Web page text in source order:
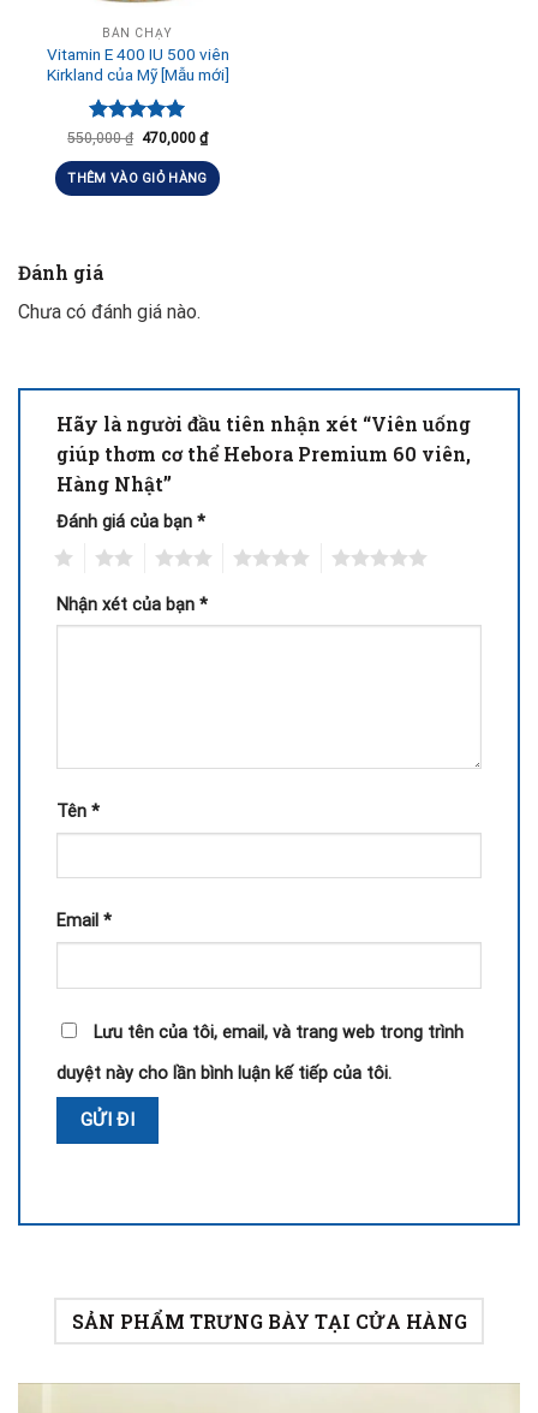
BÁN CHẠY
Vitamin E 400 IU 500 viên
Kirkland của Mỹ [Mẫu mới]
Được xếp
hạng5.00
5 sao
550,000₫ 470,000 ₫
THÊM VÀO GIỎ HÀNG
Đánh giá
Chưa có đánh giá nào.
Hãy là người đầu tiên nhận xét “Viên uống
giúp thơm cơ thể Hebora Premium 60 viên,
Hàng Nhật”
Đánh giá của bạn *
Nhận xét của bạn *
Tên *
Email *
Lưu tên của tôi, email, và trang web trong trình
duyệt này cho lần bình luận kế tiếp của tôi.
SẢN PHẨM TRƯNG BÀY TẠI CỬA HÀNG